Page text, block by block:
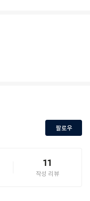
팔로우
11
작성 리뷰